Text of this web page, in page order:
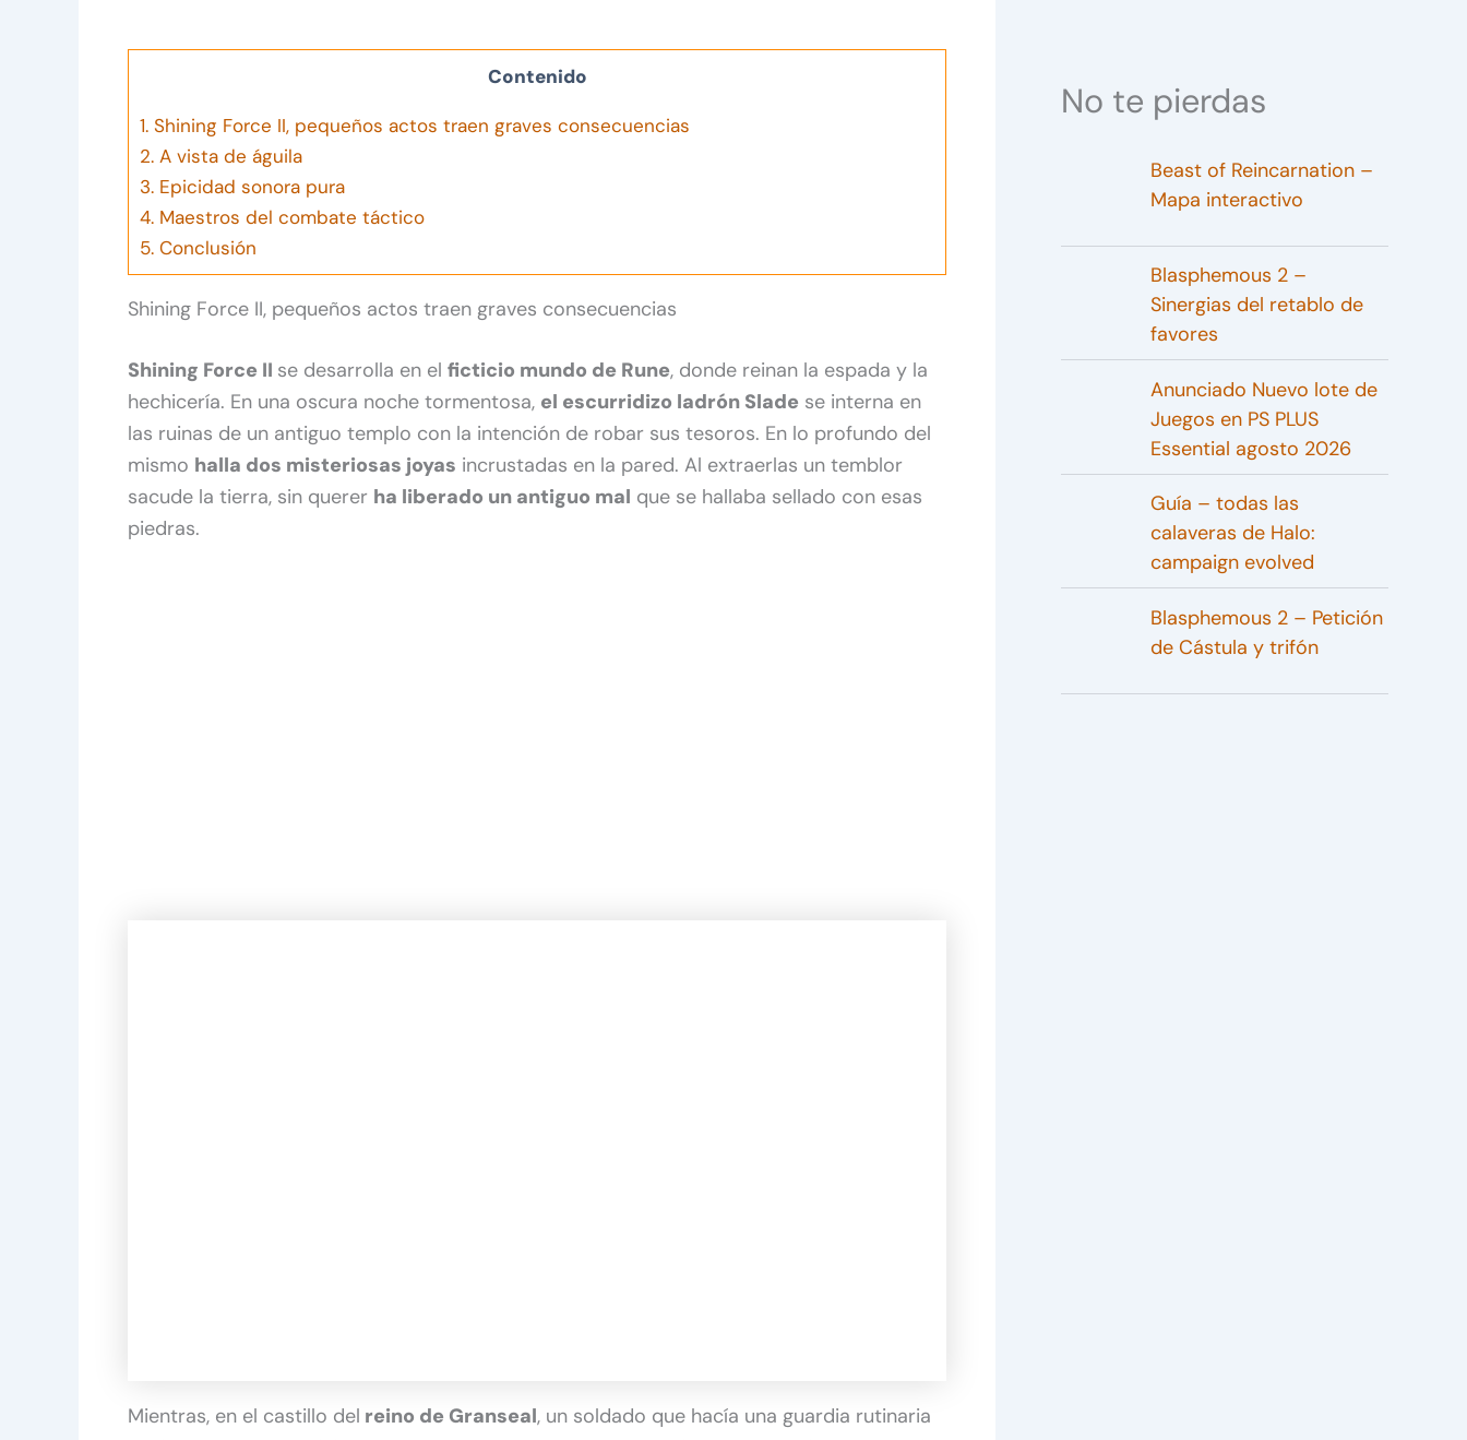
Contenido
1. Shining Force II, pequeños actos traen graves consecuencias
2. A vista de águila
3. Epicidad sonora pura
4. Maestros del combate táctico
5. Conclusión
Shining Force II, pequeños actos traen graves consecuencias
Shining Force II se desarrolla en el ficticio mundo de Rune, donde reinan la espada y la
hechicería. En una oscura noche tormentosa, el escurridizo ladrón Slade se interna en
las ruinas de un antiguo templo con la intención de robar sus tesoros. En lo profundo del
mismo halla dos misteriosas joyas incrustadas en la pared. Al extraerlas un temblor
sacude la tierra, sin querer ha liberado un antiguo mal que se hallaba sellado con esas
piedras.
Mientras, en el castillo del reino de Granseal, un soldado que hacía una guardia rutinaria
No te pierdas
Beast of Reincarnation –
Mapa interactivo
Blasphemous 2 –
Sinergias del retablo de
favores
Anunciado Nuevo lote de
Juegos en PS PLUS
Essential agosto 2026
Guía – todas las
calaveras de Halo:
campaign evolved
Blasphemous 2 – Petición
de Cástula y trifón